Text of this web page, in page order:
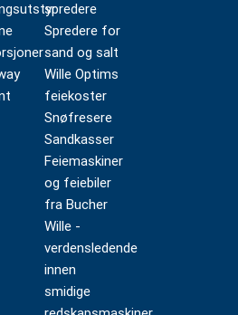
spredere
Spredere for
sand og salt
Wille Optims
feiekoster
Snøfresere
Sandkasser
Feiemaskiner
og feiebiler
fra Bucher
Wille -
verdensledende
innen
smidige